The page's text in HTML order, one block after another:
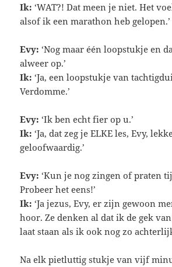
Ik: ‘WAT?! Dat meen je niet. Het
alsof ik een marathon heb gelopen.’
Evy: ‘Nog maar één loopstukje en
alweer op.’
Ik: ‘Ja, een loopstukje van
Verdomme.’
Evy: ‘Ik ben echt fier op u.’
Ik: ‘Ja, dat zeg je ELKE les, Evy,
geloofwaardig.’
Evy: ‘Kun je nog zingen of praten
Probeer het eens!’
Ik: ‘Ja jezus, Evy, er zijn gewoon
hoor. Ze denken al dat ik de gek van
laat staan als ik ook nog zo
Na elk pietluttig stukje van vijf